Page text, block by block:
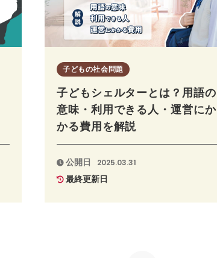
子どもの社会問題
子どもシェルターとは？用語の
意味・利用できる人・運営にか
かる費用を解説
公開日 2025.03.31
最終更新日